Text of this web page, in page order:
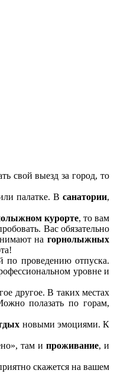
свой выезд за город, то
палатке. Всанатории,
курорте, то вам
Вас обязательно
на горнолыжных
по проведению отпуска.
уровне и
другое. В таких местах
полазать по горам,
новыми эмоциями. К
там ипроживание, и
скажется на вашем